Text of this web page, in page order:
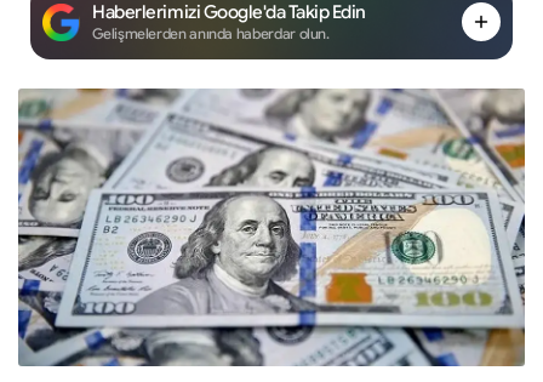
Haberlerimizi Google'da Takip Edin
Gelişmelerden anında haberdar olun.